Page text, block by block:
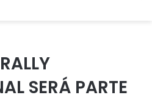
SERÁ PARTE